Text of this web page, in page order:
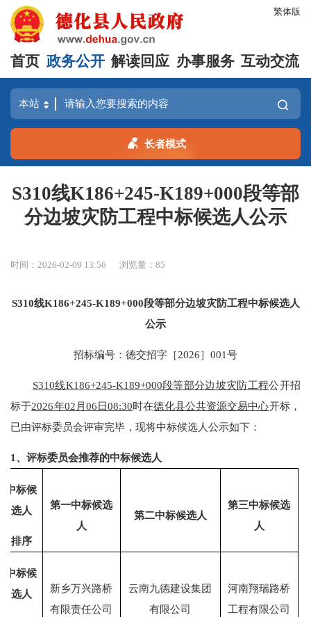
繁体版
首页 政务公开 解读回应 办事服务 互动交流
长者模式
S310线K186+245-K189+000段等部
分边坡灾防工程中标候选人公示
时间：2026-02-09 13:56 浏览量：85
S310线K186+245-K189+000段等部分边坡灾防工程中标候选人
公示
招标编号： 德交招字［2026］001号
S310线K186+245-K189+000段等部分边坡灾防工程公开招
标于2026年02 月06日08:30时在德化县公共资源交易中心开标，
已由评标委员会评审完毕，现将中标候选人公示如下：
1、评标委员会推荐的中标候选人
中标候
选人
排序
第一中标候选
人
第二中标候选人
第三中标候选
人
中标候
选人
新乡万兴路桥
有限责任公司
云南九德建设集团
有限公司
河南翔瑞路桥
工程有限公司